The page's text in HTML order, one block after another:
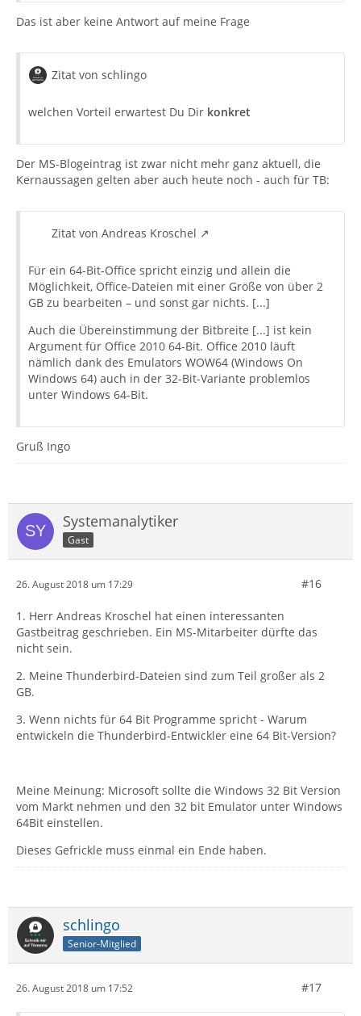
Das ist aber keine Antwort auf meine Frage
Zitat von schlingo
welchen Vorteil erwartest Du Dir konkret
Der MS-Blogeintrag ist zwar nicht mehr ganz aktuell, die
Kernaussagen gelten aber auch heute noch - auch für TB:
Zitat von Andreas Kroschel
Für ein 64-Bit-Office spricht einzig und allein die
Möglichkeit, Office-Dateien mit einer Größe von über 2
GB zu bearbeiten – und sonst gar nichts. [...]
Auch die Übereinstimmung der Bitbreite [...] ist kein
Argument für Office 2010 64-Bit. Office 2010 läuft
nämlich dank des Emulators WOW64 (Windows On
Windows 64) auch in der 32-Bit-Variante problemlos
unter Windows 64-Bit.
Gruß Ingo
Systemanalytiker
Gast
26. August 2018 um 17:29 #16
1. Herr Andreas Kroschel hat einen interessanten
Gastbeitrag geschrieben. Ein MS-Mitarbeiter dürfte das
nicht sein.
2. Meine Thunderbird-Dateien sind zum Teil großer als 2
GB.
3. Wenn nichts für 64 Bit Programme spricht - Warum
entwickeln die Thunderbird-Entwickler eine 64 Bit-Version?
Meine Meinung: Microsoft sollte die Windows 32 Bit Version
vom Markt nehmen und den 32 bit Emulator unter Windows
64Bit einstellen.
Dieses Gefrickle muss einmal ein Ende haben.
schlingo
Senior-Mitglied
26. August 2018 um 17:52 #17